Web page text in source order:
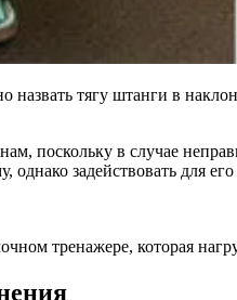
тягу штанги в
поскольку в случае
задействовать для
тренажере, которая